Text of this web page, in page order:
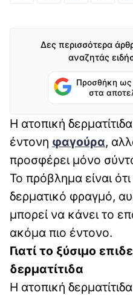
Δες περισσότερα
αναζητάς
Προσθήκη ως
στα
Η ατοπική
έντονη φαγούρα,
προσφέρει μόνο
Το πρόβλημα είναι
δερματικό φραγμό,
μπορεί να κάνει το
ακόμα πιο έντονο.
Γιατί το ξύσιμο
δερματίτιδα
Η ατοπική